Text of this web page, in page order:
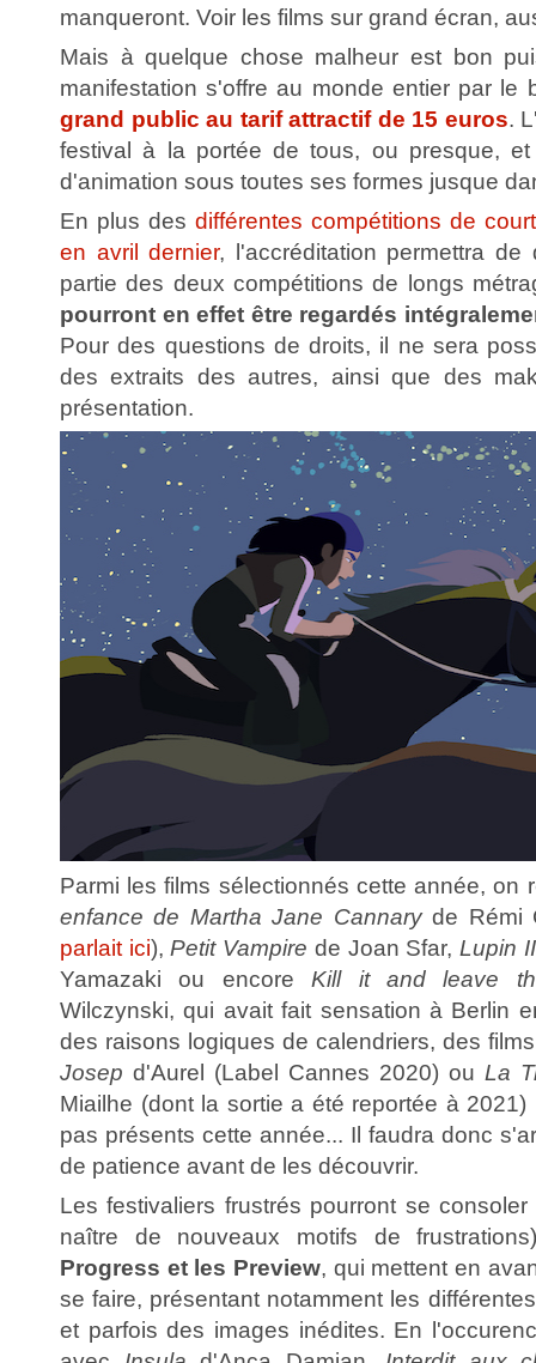
manqueront. Voir les films sur grand écran,
Mais à quelque chose malheur est bon
manifestation s'offre au monde entier par le
grand public au tarif attractif de 15 euros.
festival à la portée de tous, ou presque,
d'animation sous toutes ses formes jusque
En plus des différentes compétitions de
en avril dernier, l'accréditation permettra de
partie des deux compétitions de longs
pourront en effet être regardés
Pour des questions de droits, il ne sera
des extraits des autres, ainsi que des
présentation.
Parmi les films sélectionnés cette année, on
enfance de Martha Jane Cannaryde Rémi
parlait ici),Petit Vampire de Joan Sfar,Lupin
Yamazaki ou encoreKill it and leave
Wilczynski, qui avait fait sensation à Berlin
des raisons logiques de calendriers, des
Josep d'Aurel (Label Cannes 2020) ou La
Miailhe (dont la sortie a été reportée à
pas présents cette année... Il faudra donc
de patience avant de les découvrir.
Les festivaliers frustrés pourront se
naître de nouveaux motifs de
Progress et les Preview, qui mettent en
se faire, présentant notamment les
et parfois des images inédites. En